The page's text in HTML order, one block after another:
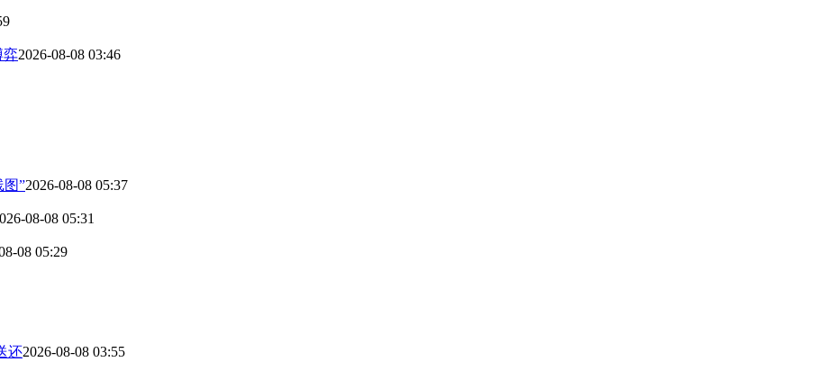
弈2026-08-08 03:46
图”2026-08-08 05:37
08-08 05:31
08 05:29
还2026-08-08 03:55